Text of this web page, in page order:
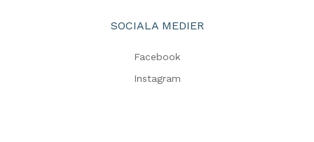
SOCIALA MEDIER
Facebook
Instagram